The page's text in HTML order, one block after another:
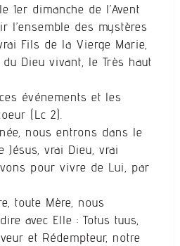
1er dimanche de l’Avent
l’ensemble des mystères
Fils de la Vierge Marie,
Dieu vivant, le Très haut
événements et les
(Lc 2).
nous entrons dans le
vrai Dieu, vrai
pour vivre de Lui, par
toute Mère, nous
avec Elle : Totus tuus,
et Rédempteur, notre